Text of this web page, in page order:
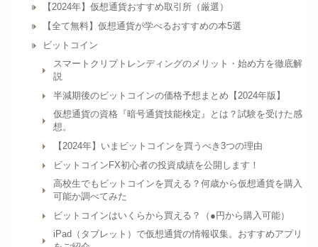
【2024年】仮想通貨おすすめ取引所（厳選）
【全て無料】仮想通貨が学べるおすすめの本5選
ビットコイン
スマートクリプトレンディングのメリット・始め方を徹底解
説
半減期後のビットコインの価格予想まとめ【2024年版】
仮想通貨の資格『暗号通貨技能検定』とは？試験を受けた感
想。
【2024年】いまビットコインを買うべき3つの理由
ビットコインFX初心者の投資成績を公開します！
高校生でもビットコインを買える？何歳から仮想通貨を購入
可能か調べてみた
ビットコインはいくらから買える？（●円から購入可能）
iPad（タブレット）で仮想通貨の情報収集。おすすめアプリ